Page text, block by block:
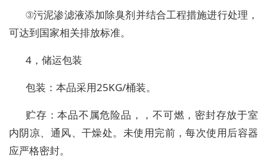
③污泥渗滤液添加除臭剂并结合工程措施进行处理，
可达到国家相关排放标准。
4，储运包装
包装：本品采用25KG/桶装。
贮存：本品不属危险品，，不可燃，密封存放于室
内阴凉、通风、干燥处。未使用完前，每次使用后容器
应严格密封。